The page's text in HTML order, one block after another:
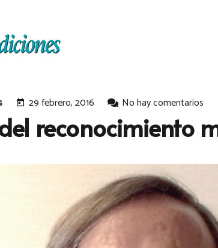
today 29 febrero, 2016 No hay comentarios
reconocimiento